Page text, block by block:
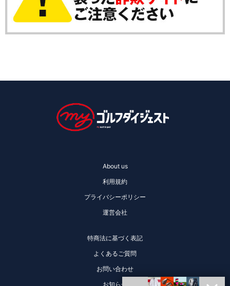
About us
利用規約
プライバシーポリシー
運営会社
特商法に基づく表記
よくあるご質問
お問い合わせ
お知らせ